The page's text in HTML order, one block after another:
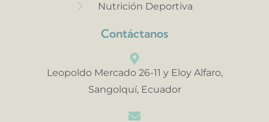
Nutrición Deportiva
Contáctanos
Leopoldo Mercado 26-11 y Eloy Alfaro,
Sangolquí, Ecuador